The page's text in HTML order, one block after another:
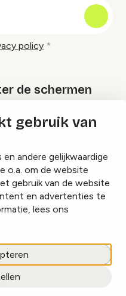
gebruik van
andere gelijkwaardige
o.a. om de website
gebruik van de website
en advertenties te
lees ons
policy
de schermen
Specials